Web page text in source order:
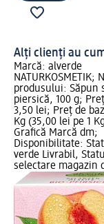
Alți clienți au
Marcă: alverde
NATURKOSMETIK;
produsului: Săpun
piersică, 100 g;
3,50 lei; Preț de
Kg (35,00 lei pe 1
Grafică Marcă dm;
Disponibilitate:
verde Livrabil,
selectare magazin